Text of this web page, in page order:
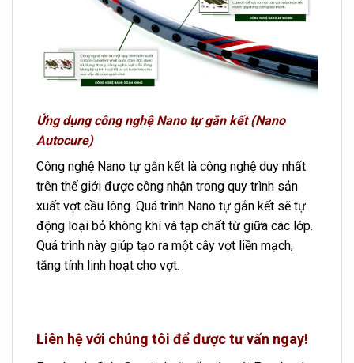
Ứng dụng công nghệ Nano tự gắn kết (Nano
Autocure)
Công nghệ Nano tự gắn kết là công nghệ duy nhất
trên thế giới được công nhận trong quy trình sản
xuất vợt cầu lông. Quá trình Nano tự gắn kết sẽ tự
động loại bỏ không khí và tạp chất từ ​​giữa các lớp.
Quá trình này giúp tạo ra một cây vợt liền mạch,
tăng tính linh hoạt cho vợt.
Liên hệ với chúng tôi để được tư vấn ngay!